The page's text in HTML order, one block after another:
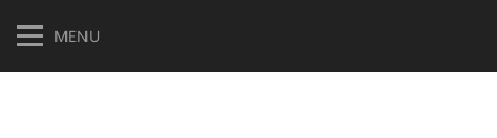
ke
konten
MENU